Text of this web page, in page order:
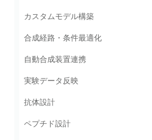
カスタムモデル構築
合成経路・条件最適化
自動合成装置連携
実験データ反映
抗体設計
ペプチド設計